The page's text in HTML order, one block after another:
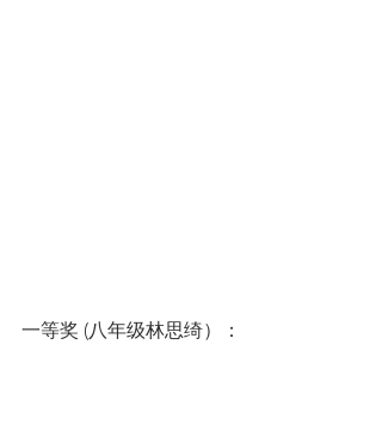
一等奖 (八年级林思绮）：